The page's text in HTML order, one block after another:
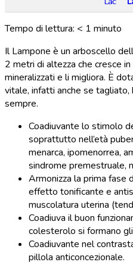
Tempo di lettura: < 1 minuto
Il Lampone è un arboscello
2 metri di altezza che cresce
mineralizzati e li migliora. È
vitale, infatti anche se
sempre.
Coadiuvante lo stimolo
soprattutto nell’età
menarca, ipomenorrea,
sindrome premestruale,
Armonizza la prima fase
effetto tonificante e
muscolatura uterina
Coadiuva il buon
colesterolo si formano
Coadiuvante nel
pillola anticoncezionale.